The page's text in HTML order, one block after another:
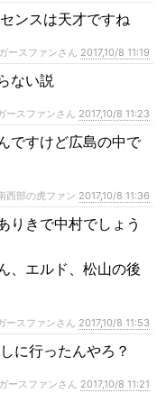
ンスは天才ですね
ースファンさん 2017,10/8 11:19
ない説
ースファンさん 2017,10/8 11:23
ですけど広島の中で
西部の虎ファン 2017,10/8 11:36
りきで中村でしょう
、エルド、松山の後
ースファンさん 2017,10/8 11:53
に行ったんやろ？
ースファンさん 2017,10/8 11:21